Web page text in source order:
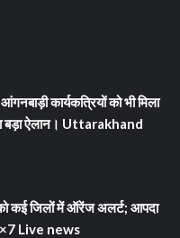
कार्यकत्रियों को भी मिला
का बड़ा ऐलान। Uttarakhand
कई जिलों में ऑरेंज अलर्ट; आपदा
Live news